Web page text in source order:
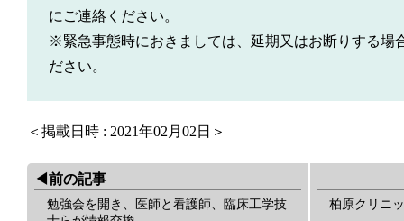
にご連絡ください。
※緊急事態時におきましては、延期又はお断りする場
ださい。
＜掲載日時 : 2021年02月02日＞
◀︎前の記事
勉強会を開き、医師と看護師、臨床工学技
柏原クリニ